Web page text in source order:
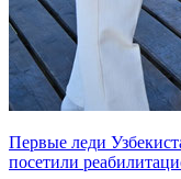
Первые леди
посетили